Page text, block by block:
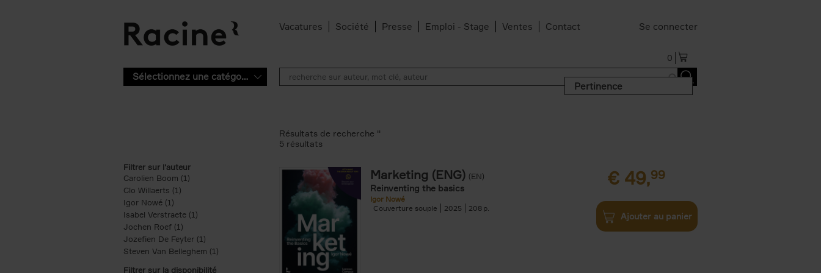
Vacatures Société Presse Emploi - Stage Ventes Contact Se connecter
0
Sélectionnez une catégorie
Pertinence
Filtrer sur l'auteur
Carolien Boom (1)
Clo Willaerts (1)
Igor Nowé (1)
Isabel Verstraete (1) Apply Isabel Verstraete filter
Jochen Roef (1)
Jozefien De Feyter (1) Apply Jozefien De Feyter filter
Steven Van Belleghem (1) Apply Steven Van Belleghem filter
Filtrer sur la disponibilité
Résultats de recherche ''
5 résultats
Marketing (ENG) (EN)
Reinventing the basics
Igor Nowé
Couverture souple
2025 208
€ 49,99
Ajouter au panier